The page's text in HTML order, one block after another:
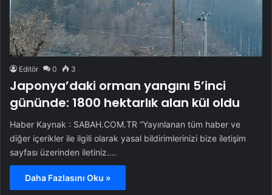
Editör 0 3
Japonya’daki orman yangını 5’inci
gününde: 1800 hektarlık alan kül oldu
Haber Kaynak : SABAH.COM.TR “Yayınlanan tüm haber ve
diğer içerikler ile ilgili olarak yasal bildirimlerinizi bize iletişim
sayfası üzerinden iletiniz.…
Daha Fazlasını Oku »